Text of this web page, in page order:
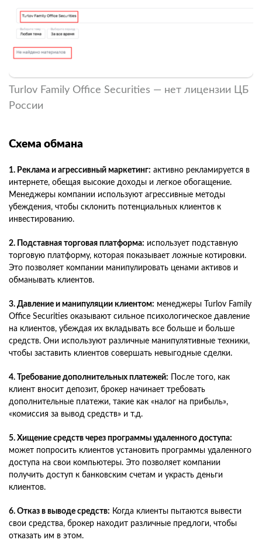
Turlov Family Office Securities — нет лицензии ЦБ
России
Схема обмана
1. Реклама и агрессивный маркетинг: активно рекламируется в
интернете, обещая высокие доходы и легкое обогащение.
Менеджеры компании используют агрессивные методы
убеждения, чтобы склонить потенциальных клиентов к
инвестированию.
2. Подставная торговая платформа: использует подставную
торговую платформу, которая показывает ложные котировки.
Это позволяет компании манипулировать ценами активов и
обманывать клиентов.
3. Давление и манипуляции клиентом: менеджеры Turlov Family
Office Securities оказывают сильное психологическое давление
на клиентов, убеждая их вкладывать все больше и больше
средств. Они используют различные манипулятивные техники,
чтобы заставить клиентов совершать невыгодные сделки.
4. Требование дополнительных платежей: После того, как
клиент вносит депозит, брокер начинает требовать
дополнительные платежи, такие как «налог на прибыль»,
«комиссия за вывод средств» и т.д.
5. Хищение средств через программы удаленного доступа:
может попросить клиентов установить программы удаленного
доступа на свои компьютеры. Это позволяет компании
получить доступ к банковским счетам и украсть деньги
клиентов.
6. Отказ в выводе средств: Когда клиенты пытаются вывести
свои средства, брокер находит различные предлоги, чтобы
отказать им в этом.